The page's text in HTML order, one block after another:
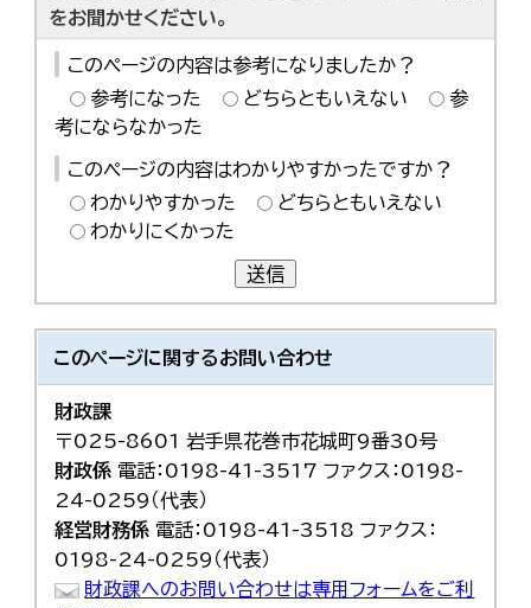
をお聞かせください。
このページの内容は参考になりましたか？
参考になった
どちらともいえない
参
考にならなかった
このページの内容はわかりやすかったですか？
わかりやすかった
どちらともいえない
わかりにくかった
送信
このページに関するお問い合わせ
財政課
〒025-8601 岩手県花巻市花城町9番30号
財政係 電話：0198-41-3517 ファクス：0198-
24-0259（代表）
経営財務係 電話：0198-41-3518 ファクス：
0198-24-0259（代表）
財政課へのお問い合わせは専用フォームをご利